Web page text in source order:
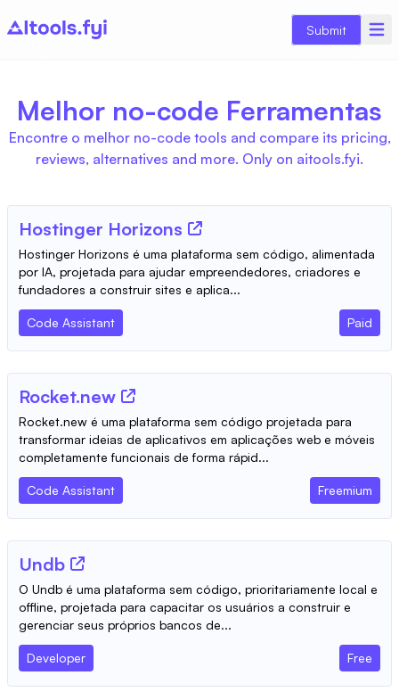
Submit
Melhor no-code Ferramentas
Encontre o melhor no-code tools and compare its pricing,
reviews, alternatives and more. Only on aitools.fyi.
Hostinger Horizons
Hostinger Horizons é uma plataforma sem código, alimentada
por IA, projetada para ajudar empreendedores, criadores e
fundadores a construir sites e aplica...
Code Assistant Paid
Rocket.new
Rocket.new é uma plataforma sem código projetada para
transformar ideias de aplicativos em aplicações web e móveis
completamente funcionais de forma rápid...
Code Assistant Freemium
Undb
O Undb é uma plataforma sem código, prioritariamente local e
offline, projetada para capacitar os usuários a construir e
gerenciar seus próprios bancos de...
Developer Free